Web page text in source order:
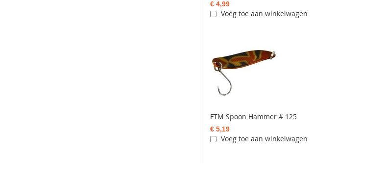
€ 4,99
Voeg toe aan winkelwagen
FTM Spoon Hammer # 125
€ 5,19
Voeg toe aan winkelwagen